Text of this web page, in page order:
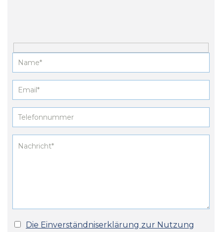
Die Einverständniserklärung zur Nutzung